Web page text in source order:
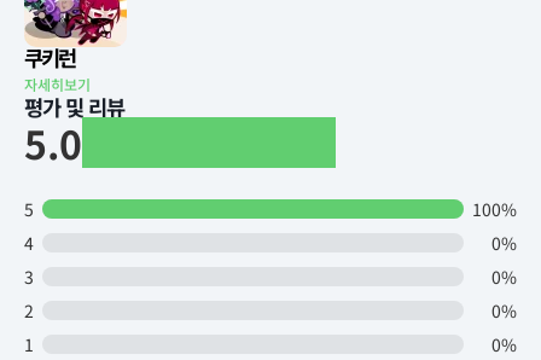
쿠키런
자세히보기
평가 및 리뷰
5.0
5
100%
4
0%
3
0%
2
0%
1
0%